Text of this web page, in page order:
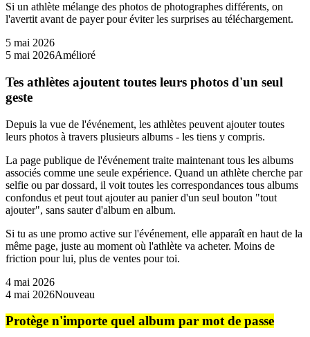
Si un athlète mélange des photos de photographes différents, on
l'avertit avant de payer pour éviter les surprises au téléchargement.
5 mai 2026
5 mai 2026Amélioré
Tes athlètes ajoutent toutes leurs photos d'un seul
geste
Depuis la vue de l'événement, les athlètes peuvent ajouter toutes
leurs photos à travers plusieurs albums - les tiens y compris.
La page publique de l'événement traite maintenant tous les albums
associés comme une seule expérience. Quand un athlète cherche par
selfie ou par dossard, il voit toutes les correspondances tous albums
confondus et peut tout ajouter au panier d'un seul bouton "tout
ajouter", sans sauter d'album en album.
Si tu as une promo active sur l'événement, elle apparaît en haut de la
même page, juste au moment où l'athlète va acheter. Moins de
friction pour lui, plus de ventes pour toi.
4 mai 2026
4 mai 2026Nouveau
Protège n'importe quel album par mot de passe